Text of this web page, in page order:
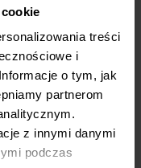
treści
i
o tym, jak
partnerom
z innymi danymi
podczas
stali
długotrwałą
nóż Global
co gwarantuje